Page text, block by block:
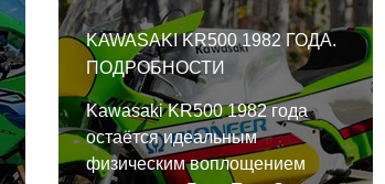
KAWASAKI KR500 1982 ГОДА.
ПОДРОБНОСТИ
Kawasaki KR500 1982 года
остаётся идеальным
физическим воплощением